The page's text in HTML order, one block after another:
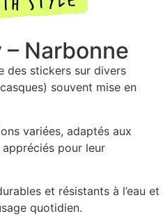
Narbonne
des stickers sur divers
souvent mise en
variées, adaptés aux
pour leur
et résistants à l’eau et
quotidien.